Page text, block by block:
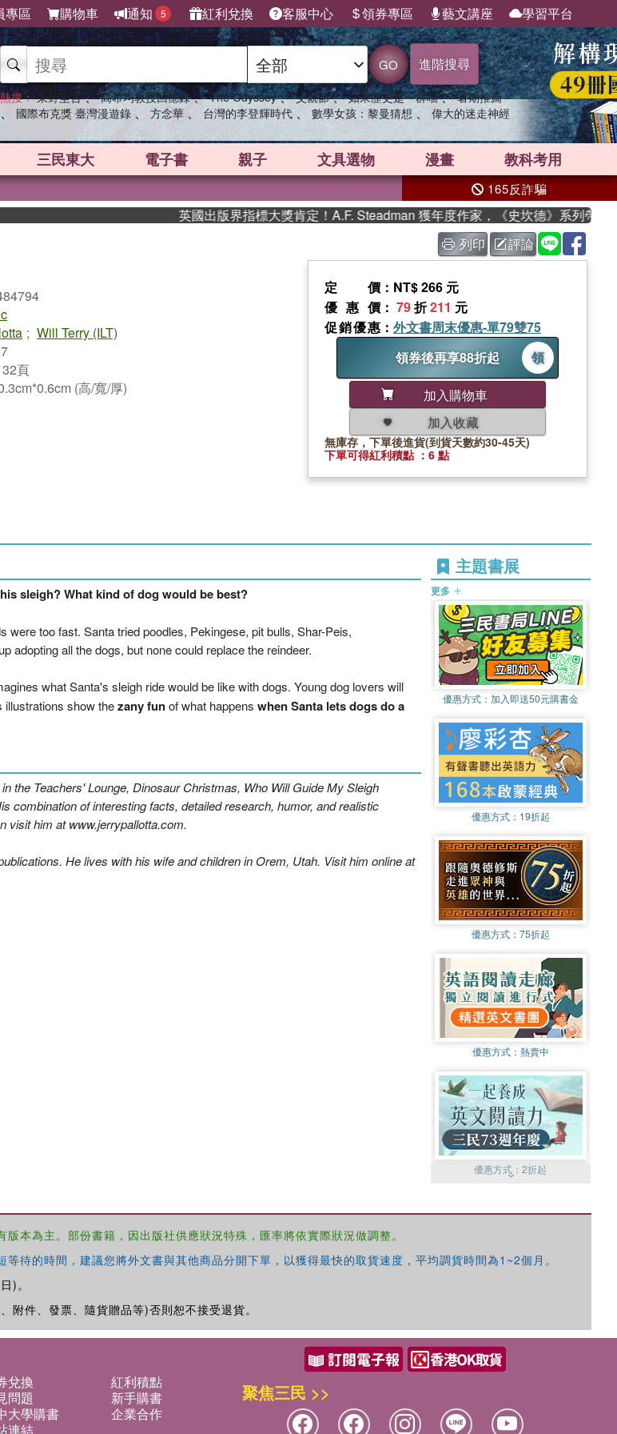
專區 購物車 通知 5 紅利兌換 客服中心 領券專區 藝文講座 學習平台
GO 進階搜尋
熱搜： 東野圭吾 、 高希均教授回憶錄 、 The Odyssey 、 父親節 、 如果歷史是一群喵 、 暑期推薦
、 國際布克獎 臺灣漫遊錄 、 方念華 、 台灣的李登輝時代 、 數學女孩：黎曼猜想 、 偉大的迷走神經
三民東大 電子書 親子 文具選物 漫畫 教科考用
165反詐騙
英國出版界指標大獎肯定！A.F. Steadman 獲年度作家，《史坎德》系列帶你踏上
列印 評論
; Will Terry (ILT)
頁
(高/寬/厚)
定價 ：NT$ 266 元
優惠價 ： 79折211 元
促銷優惠 ： 外文書周末優惠-單79雙75
領券後再享88折起
領
加入購物車
加入收藏
無庫存，下單後進貨(到貨天數約30-45天)
下單可得紅利積點 ：6 點
sleigh? What kind of dog would be best?
too fast. Santa tried poodles, Pekingese, pit bulls, Shar-Peis,
adopting all the dogs, but none could replace the reindeer.
what Santa's sleigh ride would be like with dogs. Young dog lovers will
illustrations show thezany funof what happens when Santa lets dogs do a
the Teachers' Lounge, Dinosaur Christmas, Who Will Guide My Sleigh
combination of interesting facts, detailed research, humor, and realistic
visit him at www.jerrypallotta.com.
He lives with his wife and children in Orem, Utah. Visit him online at
主題書展
更多
優惠方式： 加入即送50元購書金
優惠方式： 19折起
優惠方式： 75折起
優惠方式： 熱賣中
優惠方式：2折起
本為主。部份書籍，因出版社供應狀況特殊，匯率將依實際狀況做調整。
待的時間，建議您將外文書與其他商品分開下單，以獲得最快的取貨速度，平均調貨時間為1~2個月。
)。
件、發票、隨貨贈品等)否則恕不接受退貨。
兌換
紅利積點
問題
新手購書
大學購書
企業合作
連結
聚焦三民 >>